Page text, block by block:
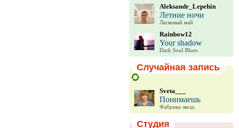
Aleksandr_Lepehin
Летние ночи
Ласковый май
Rainbow12
Your shadow
Dark Soul Blues
Случайная запись
Sveta___
Понимаешь
Фабрика звезд
Студия